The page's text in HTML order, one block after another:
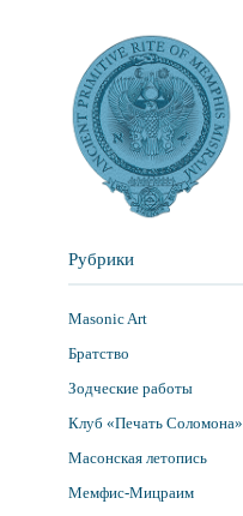
Рубрики
Masonic Art
Братство
Зодческие работы
Клуб «Печать Соломона»
Масонская летопись
Мемфис-Мицраим